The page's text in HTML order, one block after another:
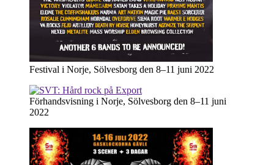
Festival i Norje, Sölvesborg den 8–11 juni 2022
Förhandsvisning i Norje, Sölvesborg den 8–11 juni
2022